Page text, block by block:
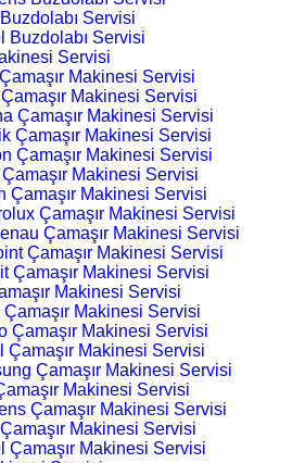
Servisi
Buzdolabı Servisi
Servisi
Makinesi Servisi
Makinesi Servisi
Çamaşır Makinesi Servisi
Çamaşır Makinesi Servisi
Çamaşır Makinesi Servisi
Makinesi Servisi
Çamaşır Makinesi Servisi
Çamaşır Makinesi Servisi
Çamaşır Makinesi Servisi
Çamaşır Makinesi Servisi
Çamaşır Makinesi Servisi
Makinesi Servisi
Çamaşır Makinesi Servisi
Çamaşır Makinesi Servisi
Çamaşır Makinesi Servisi
Çamaşır Makinesi Servisi
Makinesi Servisi
Çamaşır Makinesi Servisi
Makinesi Servisi
Çamaşır Makinesi Servisi